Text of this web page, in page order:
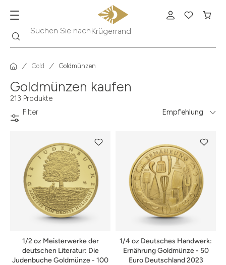
Suchen Sie nachKrügerrand
Gold Goldmünzen
Goldmünzen kaufen
213 Produkte
Filter
Empfehlung
1/2 oz Meisterwerke der
deutschen Literatur: Die
Judenbuche Goldmünze - 100
1/4 oz Deutsches Handwerk:
Ernährung Goldmünze - 50
Euro Deutschland 2023